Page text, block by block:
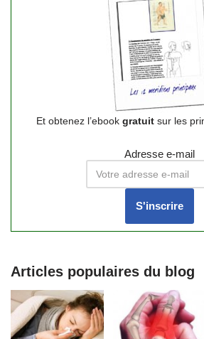
Et obtenez l’ebook gratuitsur les
Adresse e-mail
Articles populaires du blog